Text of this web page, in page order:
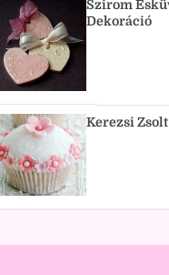
Szirom
Dekoráció
Kerezsi